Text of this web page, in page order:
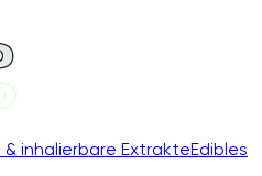
& inhalierbare ExtrakteEdibles